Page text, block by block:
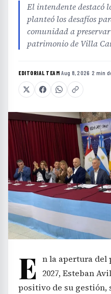
El intendente destacó
planteó los desafíos
comunidad a
patrimonio de Villa
EDITORIAL TEAM·Aug 8, 2026 ·2 min
E n la apertura del
2027, Esteban
positivo de su gestión,